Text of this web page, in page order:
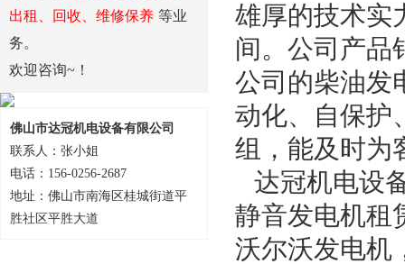
出租、回收、维修保养 等业
务。
欢迎咨询~！
佛山市达冠机电设备有限公司
联系人：张小姐
电话：156-0256-2687
地址：佛山市南海区桂城街道平
胜社区平胜大道
雄厚的技术实
间。公司产品
公司的柴油发
动化、自保护
组，能及时为
达冠机电设
静音发电机租
沃尔沃发电机